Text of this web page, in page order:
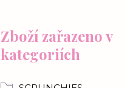
Zboží zařazeno v
kategoriích